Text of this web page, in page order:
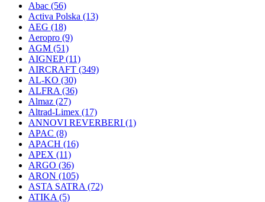
Abac (56)
Activa Polska (13)
AEG (18)
Aeropro (9)
AGM (51)
AIGNEP(11)
AIRCRAFT (349)
AL-KO (30)
ALFRA (36)
Almaz (27)
Altrad-Limex (17)
ANNOVI REVERBERI (1)
APAC (8)
APACH (16)
APEX (11)
ARGO (36)
ARON (105)
ASTA SATRA (72)
ATIKA (5)